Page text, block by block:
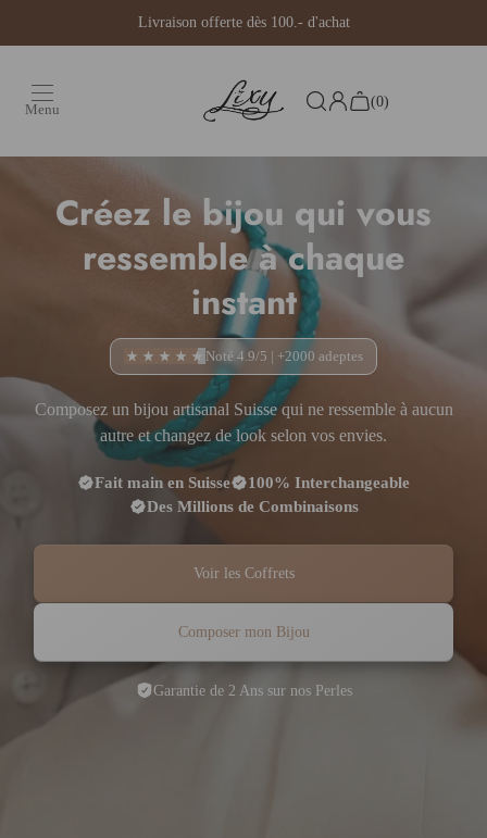
Livraison offerte dès 100.- d'achat
Menu
Créer mon bijou
Coffrets & Idées Cadeaux
(0)
Créez le bijou qui vous
ressemble à chaque
instant
Noté 4.9/5 | +2000 adeptes
Composez un bijou artisanal Suisse qui ne ressemble à aucun
autre et changez de look selon vos envies.
Fait main en Suisse
100% Interchangeable
Des Millions de Combinaisons
Voir les Coffrets
Composer mon Bijou
Garantie de 2 Ans sur nos Perles